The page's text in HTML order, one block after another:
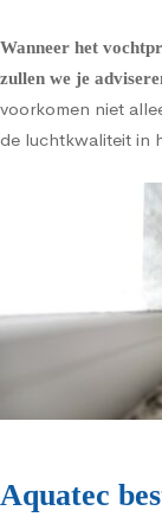
Wanneer het
zullen we je
voorkomen niet
de luchtkwaliteit in
Aquatec